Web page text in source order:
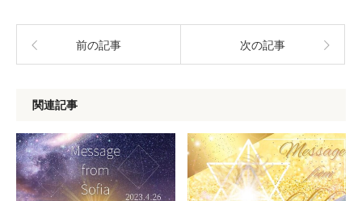
前の記事 次の記事
関連記事